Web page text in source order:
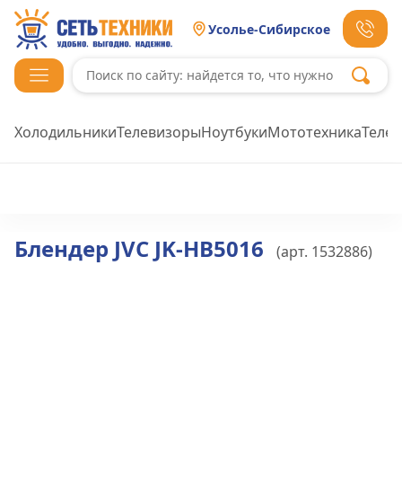
Усолье-Сибирское
ХолодильникиТелевизорыНоутбукиМототехника
Блендер JVC JK-HB5016 (арт. 1532886)